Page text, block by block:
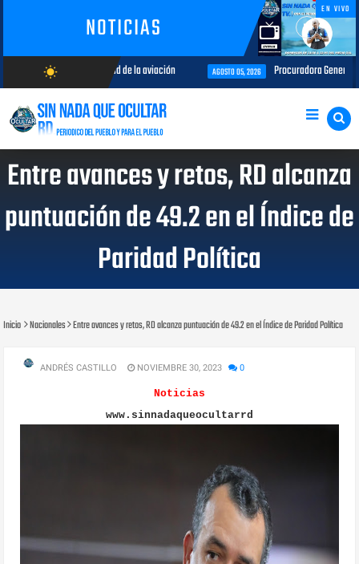
NOTICIAS
EN VIVO
wb_sunny
AGOSTO/7/2026
en la seguridad de la aviación AGOSTO 05, 2026 Procuradora General imparte el
Entre avances y retos, RD alcanza
puntuación de 49.2 en el Índice de
Paridad Política
Inicio Nacionales Entre avances y retos, RD alcanza puntuación de 49.2 en el Índice de Paridad Política
ANDRÉS CASTILLO NOVIEMBRE 30, 2023 0
Noticias
www.sinnadaqueocultarrd